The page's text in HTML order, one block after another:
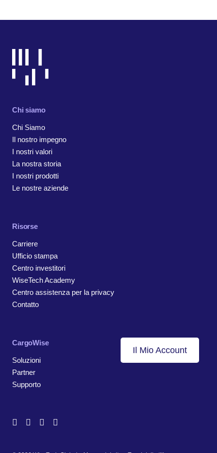
Chi siamo
Chi Siamo
Il nostro impegno
I nostri valori
La nostra storia
I nostri prodotti
Le nostre aziende
Risorse
Carriere
Ufficio stampa
Centro investitori
WiseTech Academy
Centro assistenza per la privacy
Contatto
CargoWise
Soluzioni
Partner
Supporto
Il Mio Account